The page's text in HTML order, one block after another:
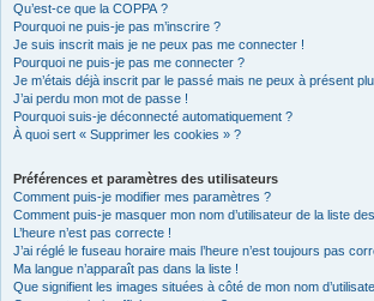
Qu’est-ce que la COPPA ?
Pourquoi ne puis-je pas m’inscrire ?
Je suis inscrit mais je ne peux pas me connecter !
Pourquoi ne puis-je pas me connecter ?
Je m’étais déjà inscrit par le passé mais ne peux à présent
J’ai perdu mon mot de passe !
Pourquoi suis-je déconnecté automatiquement ?
À quoi sert « Supprimer les cookies » ?
Préférences et paramètres des utilisateurs
Comment puis-je modifier mes paramètres ?
Comment puis-je masquer mon nom d’utilisateur de la liste
L’heure n’est pas correcte !
J’ai réglé le fuseau horaire mais l’heure n’est toujours pas
Ma langue n’apparaît pas dans la liste !
Que signifient les images situées à côté de mon nom